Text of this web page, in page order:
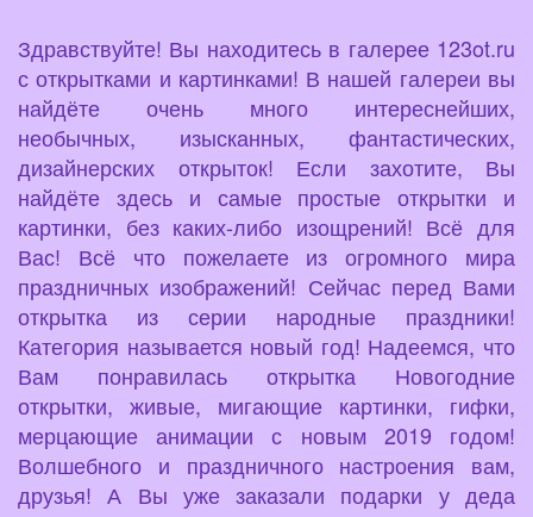
Здравствуйте! Вы находитесь в галерее 123ot.ru
с открытками и картинками! В нашей галереи вы
найдёте очень много интереснейших,
необычных, изысканных, фантастических,
дизайнерских открыток! Если захотите, Вы
найдёте здесь и самые простые открытки и
картинки, без каких-либо изощрений! Всё для
Вас! Всё что пожелаете из огромного мира
праздничных изображений! Сейчас перед Вами
открытка из серии народные праздники!
Категория называется новый год! Надеемся, что
Вам понравилась открытка Новогодние
открытки, живые, мигающие картинки, гифки,
мерцающие анимации с новым 2019 годом!
Волшебного и праздничного настроения вам,
друзья! А Вы уже заказали подарки у деда